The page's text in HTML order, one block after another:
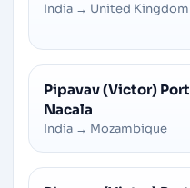
India → United Kingdom
Pipavav (Victor) Port
Nacala
India → Mozambique